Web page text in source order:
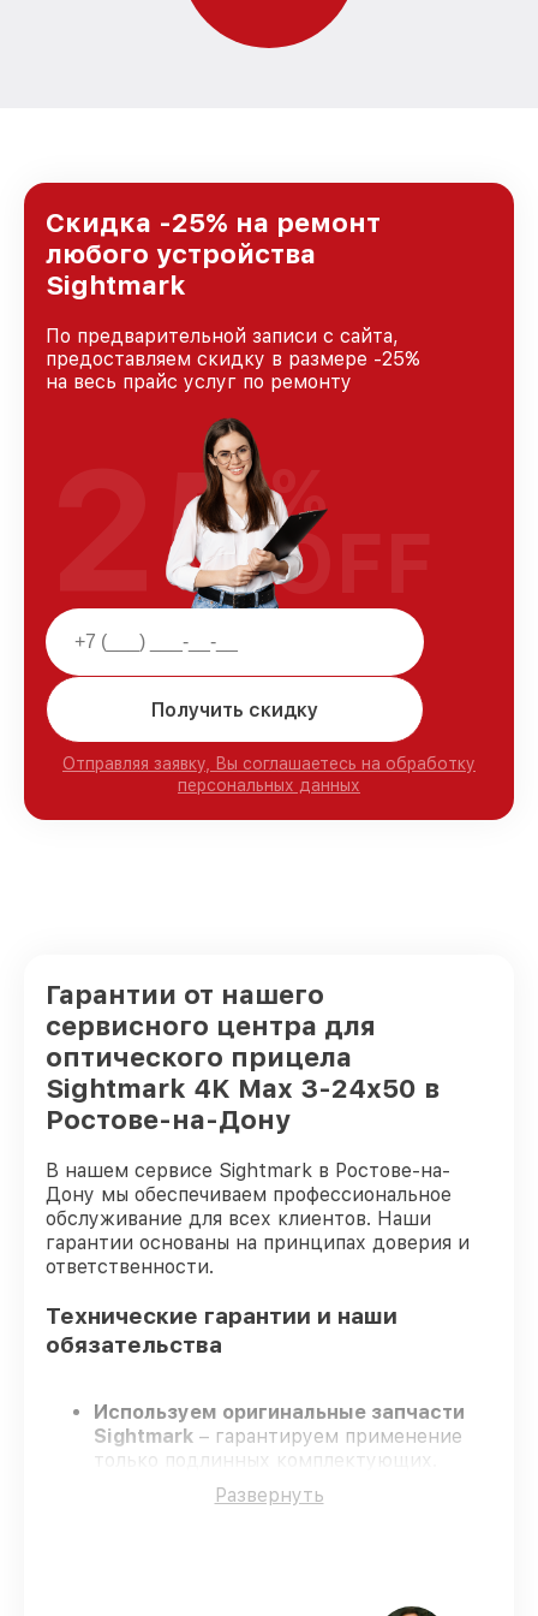
Скидка -25% на ремонт
любого устройства
Sightmark
По предварительной записи с сайта,
предоставляем скидку в размере -25%
на весь прайс услуг по ремонту
Получить скидку
Отправляя заявку, Вы соглашаетесь на обработку
персональных данных
25%
OFF
Гарантии от нашего
сервисного центра для
оптического прицела
Sightmark 4K Max 3-24x50 в
Ростове-на-Дону
В нашем сервисе Sightmark в Ростове-на-
Дону мы обеспечиваем профессиональное
обслуживание для всех клиентов. Наши
гарантии основаны на принципах доверия и
ответственности.
Технические гарантии и наши
обязательства
Используем оригинальные запчасти
Sightmark – гарантируем применение
только подлинных комплектующих.
Квалифицированные инженеры
проходят строгий отбор, что
оптического прицела Sightmark 4K Max
Развернуть